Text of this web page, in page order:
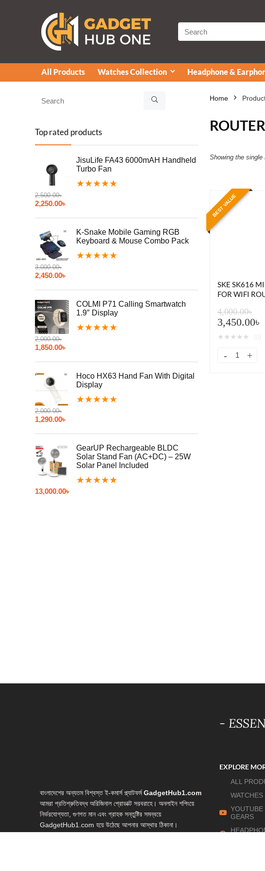
All Products Watches Collection Headphone &
Top rated products
JisuLife FA43 6000mAH Handheld
Turbo Fan
★★★★★
2,500.00৳
2,250.00৳
K-Snake Mobile Gaming RGB
Keyboard & Mouse Combo Pack
★★★★★
3,000.00৳
2,450.00৳
COLMI P71 Calling Smartwatch
1.9″ Display
★★★★★
2,000.00৳
1,850.00৳
Hoco HX63 Hand Fan With Digital
Display
★★★★★
2,000.00৳
1,290.00৳
GearUP Rechargeable BLDC
Solar Stand Fan (AC+DC) – 25W
Solar Panel Included
★★★★★
13,000.00৳
Home
ROUTER
Showing the single
BEST VALUE
SKE SK616
FOR WIFI
OUTPUT)
4,000.00৳
3,450.00৳
★ ★ ★ ★ ★
বাংলাদেশের অন্যতম বিশ্বস্ত ই-কমার্স প্ল্যাটফর্মGadgetHub1.com
আমরা প্রতিশ্রুতিবদ্ধ অরিজিনাল প্রোডাক্ট সরবরাহে। অনলাইন শপিংয়ে
নির্ভরযোগ্যতা, গুণগত মান এবং গ্রাহক সন্তুষ্টির সমন্বয়ে
GadgetHub1.com হয়ে উঠেছে আপনার আস্থার ঠিকানা।
-
EXPLORE
ALL
YOUTUBE
GEARS